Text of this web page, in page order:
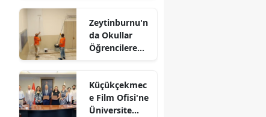
Zeytinburnu'n
da Okullar
Öğrencilere
Küçükçekmec
e Film Ofisi'ne
Üniversite